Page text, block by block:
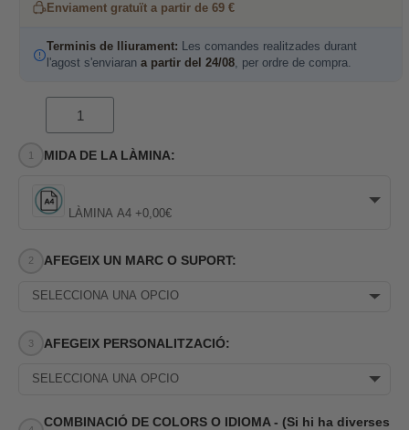
Enviament gratuït a partir de 69 €
Terminis de lliurament: Les comandes realitzades durant
l'agost s'enviaran a partir del 24/08, per ordre de compra.
MIDA DE LA LÀMINA:
LÀMINA A4 +0,00€
AFEGEIX UN MARC O SUPORT:
SELECCIONA UNA OPCIÓ
AFEGEIX PERSONALITZACIÓ:
SELECCIONA UNA OPCIÓ
COMBINACIÓ DE COLORS O IDIOMA - (Si hi ha diverses